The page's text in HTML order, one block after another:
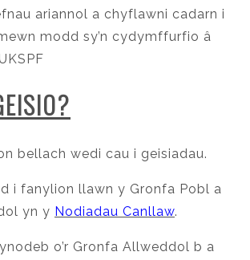
ariannol a chyflawni cadarn i
modd sy’n cydymffurfio â
bellach wedi cau i geisiadau.
i fanylion llawn y Gronfa Pobl a
yn y Nodiadau Canllaw.
o’r Gronfa Allweddol b a